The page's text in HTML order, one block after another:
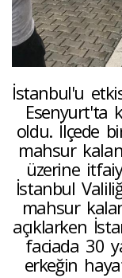
İstanbul'u
Esenyurt'ta
oldu. İlçede
mahsur
üzerine
İstanbul
mahsur
açıklarken
faciada 30
erkeğin